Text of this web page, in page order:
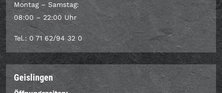
Montag – Samstag:
08:00 – 22:00 Uhr
Tel.: 0 71 62/94 32 0
Geislingen